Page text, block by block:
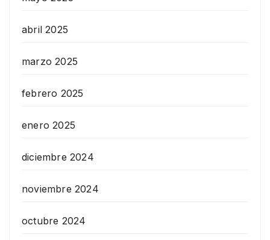
abril 2025
marzo 2025
febrero 2025
enero 2025
diciembre 2024
noviembre 2024
octubre 2024